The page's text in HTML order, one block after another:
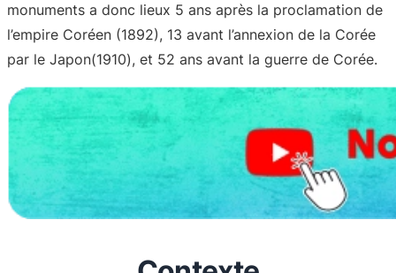
monuments a donc lieux 5 ans après la proclamation de
l’empire Coréen (1892), 13 avant l’annexion de la Corée
par le Japon(1910), et 52 ans avant la guerre de Corée.